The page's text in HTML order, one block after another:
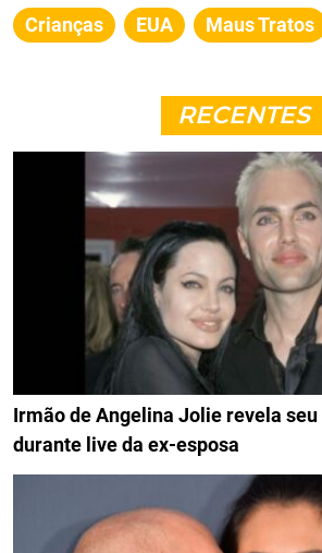
Crianças EUA Maus Tratos
RECENTES
Irmão de Angelina Jolie revela
durante live da ex-esposa